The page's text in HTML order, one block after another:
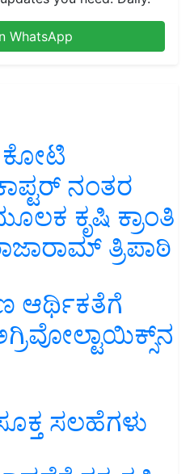
WhatsApp
ಕೋಟಿ
ನಂತರ
ಕೃಷಿ ಕ್ರಾಂತಿ
ತ್ರಿಪಾಠಿ
ಆರ್ಥಿಕತೆಗೆ
ಸಲಹೆಗಳು